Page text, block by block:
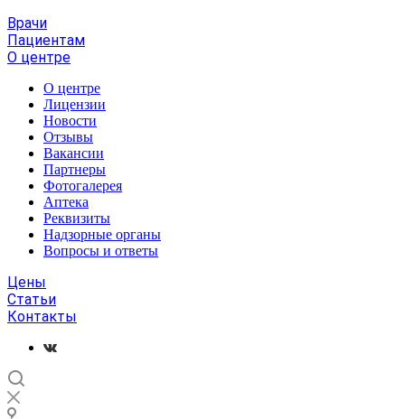
Врачи
Пациентам
О центре
О центре
Лицензии
Новости
Отзывы
Вакансии
Партнеры
Фотогалерея
Аптека
Реквизиты
Надзорные органы
Вопросы и ответы
Цены
Статьи
Контакты